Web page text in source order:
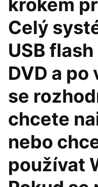
krokem
Celý
USB
DVD a
se
chcete
nebo
používat